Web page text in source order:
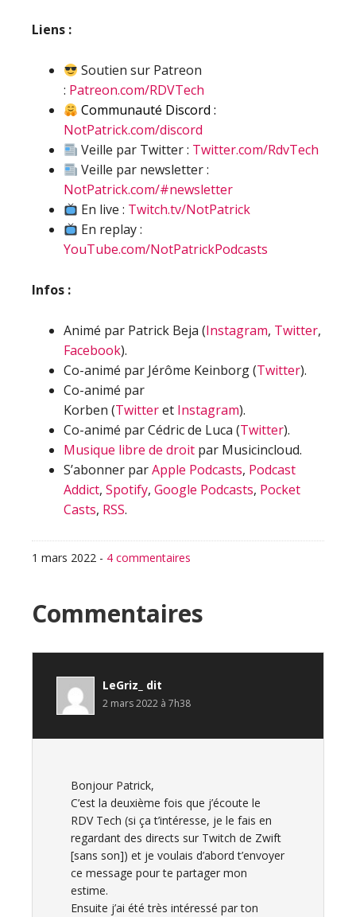
Liens :
Soutien sur Patreon
: Patreon.com/RDVTech
Communauté Discord :
NotPatrick.com/discord
Veille par Twitter : Twitter.com/RdvTech
Veille par newsletter :
NotPatrick.com/#newsletter
En live : Twitch.tv/NotPatrick
En replay :
YouTube.com/NotPatrickPodcasts
Infos :
Animé par Patrick Beja (Instagram, Twitter,
Facebook).
Co-animé par Jérôme Keinborg (Twitter).
Co-animé par
Korben (Twitteret Instagram).
Co-animé par Cédric de Luca (Twitter).
Musique libre de droit par Musicincloud.
S’abonner parApple Podcasts, Podcast
Addict, Spotify, Google Podcasts, Pocket
Casts, RSS.
1 mars 2022 - 4 commentaires
Interactions
du
lecteur
Commentaires
LeGriz_ dit
2 mars 2022 à 7h38
Bonjour Patrick,
C’est la deuxième fois que j’écoute le
RDV Tech (si ça t’intéresse, je le fais en
regardant des directs sur Twitch de Zwift
[sans son]) et je voulais d’abord t’envoyer
ce message pour te partager mon
estime.
Ensuite j’ai été très intéressé par ton